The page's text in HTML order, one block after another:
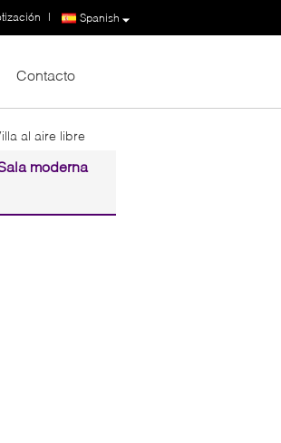
Spanish
|
Contacto
al aire libre
moderna